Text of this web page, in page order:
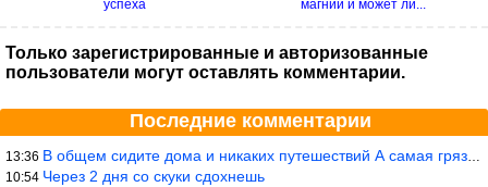
успеха
магний и может ли...
Только зарегистрированные и авторизованные
пользователи могут оставлять комментарии.
Последние комментарии
13:36 В общем сидите дома и никаких путешествий А самая грязная в от
10:54 Через 2 дня со скуки сдохнешь